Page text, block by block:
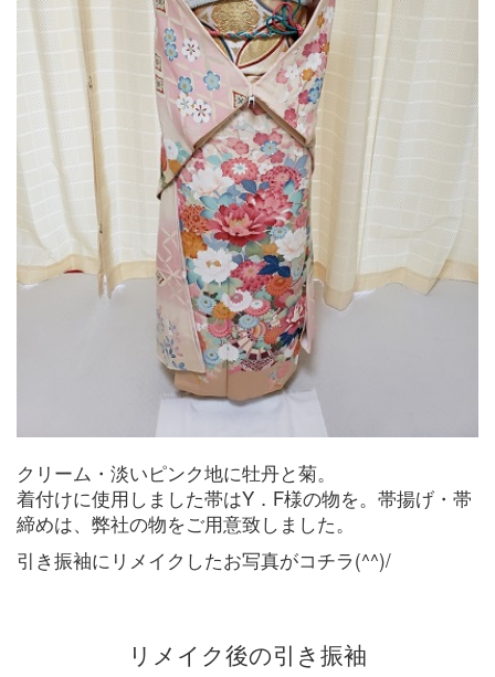
クリーム・淡いピンク地に牡丹と菊。
着付けに使用しました帯はY．F様の物を。帯揚げ・帯
締めは、弊社の物をご用意致しました。
引き振袖にリメイクしたお写真がコチラ(^^)/
リメイク後の引き振袖